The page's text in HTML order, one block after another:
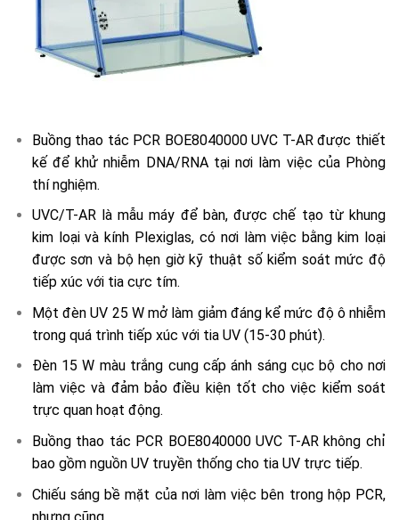
Buồng thao tác PCR BOE8040000 UVC T-AR được thiết
kế để khử nhiễm DNA/RNA tại nơi làm việc của Phòng
thí nghiệm.
UVC/T-AR là mẫu máy để bàn, được chế tạo từ khung
kim loại và kính Plexiglas, có nơi làm việc bằng kim loại
được sơn và bộ hẹn giờ kỹ thuật số kiểm soát mức độ
tiếp xúc với tia cực tím.
Một đèn UV 25 W mở làm giảm đáng kể mức độ ô nhiễm
trong quá trình tiếp xúc với tia UV (15-30 phút).
Đèn 15 W màu trắng cung cấp ánh sáng cục bộ cho nơi
làm việc và đảm bảo điều kiện tốt cho việc kiểm soát
trực quan hoạt động.
Buồng thao tác PCR BOE8040000 UVC T-AR không chỉ
bao gồm nguồn UV truyền thống cho tia UV trực tiếp.
Chiếu sáng bề mặt của nơi làm việc bên trong hộp PCR,
nhưng cũng